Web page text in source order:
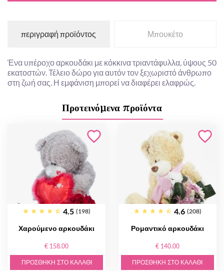
περιγραφή προϊόντος Μπουκέτο
Ένα υπέροχο αρκουδάκι με κόκκινα τριαντάφυλλα, ύψους 50
εκατοστών. Τέλειο δώρο για αυτόν τον ξεχωριστό άνθρωπο
στη ζωή σας. Η εμφάνιση μπορεί να διαφέρει ελαφρώς.
Προτεινόμενα προϊόντα
4.5 (198)
Χαρούμενο αρκουδάκι
€ 158.00
ΠΡΟΣΘΉΚΗ ΣΤΟ ΚΑΛΆΘΙ
4.6 (208)
Ρομαντικό αρκουδάκι
€ 140.00
ΠΡΟΣΘΉΚΗ ΣΤΟ ΚΑΛΆΘΙ